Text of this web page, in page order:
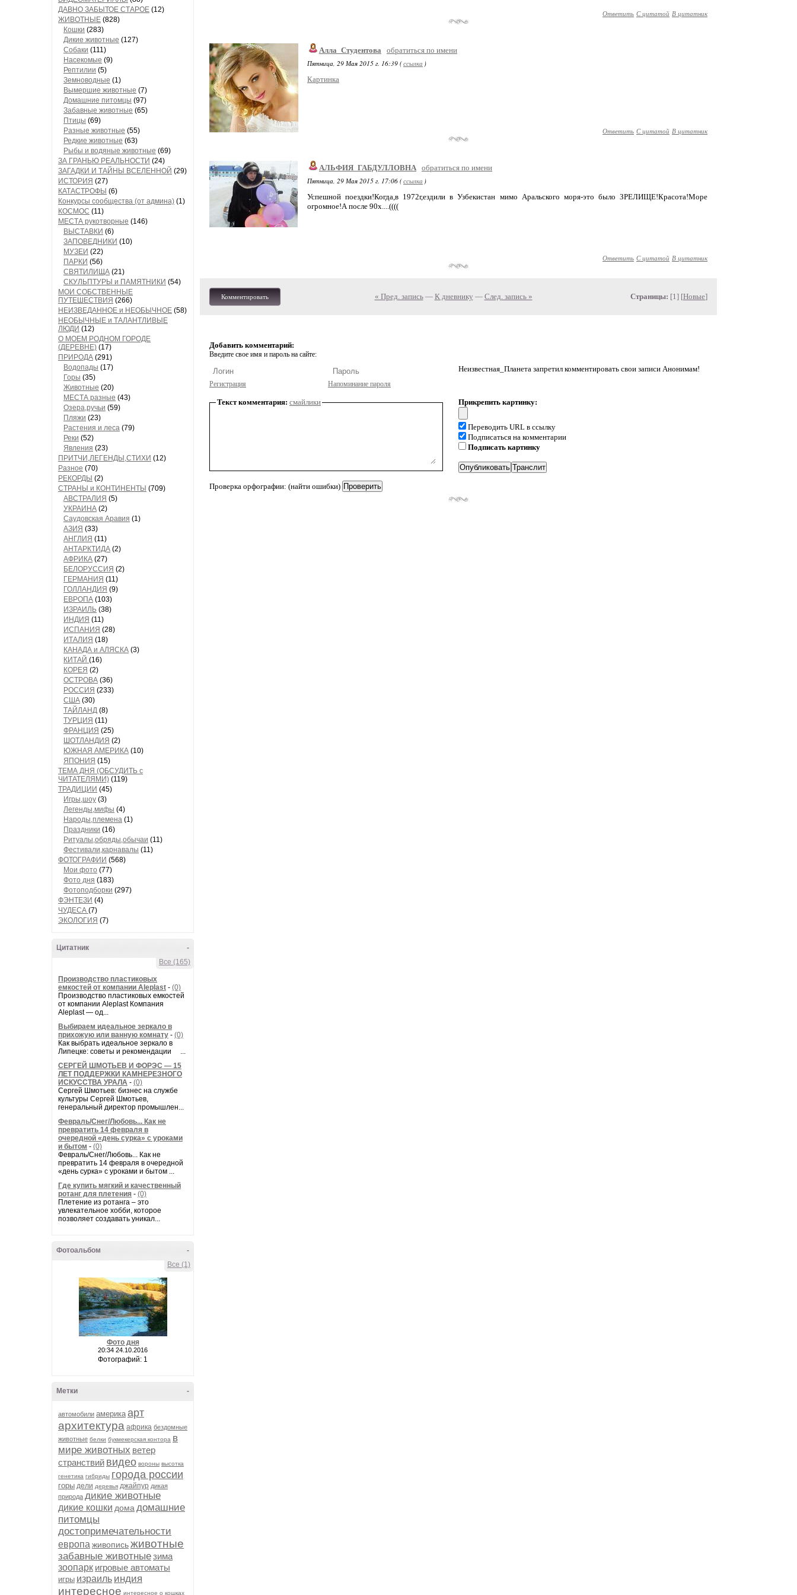
ДАВНО ЗАБЫТОЕ СТАРОЕ (12)
ЖИВОТНЫЕ (828)
Кошки (283)
Дикие животные (127)
Собаки (111)
Насекомые (9)
Рептилии (5)
Земноводные (1)
Вымершие животные (7)
Домашние питомцы (97)
Забавные животные (65)
Птицы (69)
Разные животные (55)
Редкие животные (63)
Рыбы и водяные животные (69)
ЗА ГРАНЬЮ РЕАЛЬНОСТИ (24)
ЗАГАДКИ И ТАЙНЫ ВСЕЛЕННОЙ (29)
ИСТОРИЯ (27)
КАТАСТРОФЫ (6)
Конкурсы сообщества (от админа) (1)
КОСМОС (11)
МЕСТА рукотворные (146)
ВЫСТАВКИ (6)
ЗАПОВЕДНИКИ (10)
МУЗЕИ (22)
ПАРКИ (56)
СВЯТИЛИЩА (21)
СКУЛЬПТУРЫ и ПАМЯТНИКИ (54)
МОИ СОБСТВЕННЫЕ
ПУТЕШЕСТВИЯ (266)
НЕИЗВЕДАННОЕ и НЕОБЫЧНОЕ (58)
НЕОБЫЧНЫЕ и ТАЛАНТЛИВЫЕ
ЛЮДИ (12)
О МОЕМ РОДНОМ ГОРОДЕ
(ДЕРЕВНЕ) (17)
ПРИРОДА (291)
Водопады (17)
Горы (35)
Животные (20)
МЕСТА разные (43)
Озера,ручьи (59)
Пляжи (23)
Растения и леса (79)
Реки (52)
Явления (23)
ПРИТЧИ,ЛЕГЕНДЫ,СТИХИ (12)
Разное (70)
РЕКОРДЫ (2)
СТРАНЫ и КОНТИНЕНТЫ (709)
АВСТРАЛИЯ (5)
УКРАИНА (2)
Саудовская Аравия (1)
АЗИЯ (33)
АНГЛИЯ (11)
АНТАРКТИДА (2)
АФРИКА (27)
БЕЛОРУССИЯ (2)
ГЕРМАНИЯ (11)
ГОЛЛАНДИЯ (9)
ЕВРОПА (103)
ИЗРАИЛЬ (38)
ИНДИЯ (11)
ИСПАНИЯ (28)
ИТАЛИЯ (18)
КАНАДА и АЛЯСКА (3)
КИТАЙ (16)
КОРЕЯ (2)
ОСТРОВА (36)
РОССИЯ (233)
США (30)
ТАЙЛАНД (8)
ТУРЦИЯ (11)
ФРАНЦИЯ (25)
ШОТЛАНДИЯ (2)
ЮЖНАЯ АМЕРИКА (10)
ЯПОНИЯ (15)
ТЕМА ДНЯ (ОБСУДИТЬ с
ЧИТАТЕЛЯМИ) (119)
ТРАДИЦИИ (45)
Игры,шоу (3)
Легенды,мифы (4)
Народы,племена (1)
Праздники (16)
Ритуалы,обряды,обычаи (11)
Фестивали,карнавалы (11)
ФОТОГРАФИИ (568)
Мои фото (77)
Фото дня (183)
Фотоподборки (297)
ФЭНТЕЗИ (4)
ЧУДЕСА (7)
ЭКОЛОГИЯ (7)
-
Цитатник
Все (165)
Производство пластиковых
емкостей от компании Aleplast - (0)
Производство пластиковых емкостей
от компании Aleplast Компания
Aleplast — од...
Выбираем идеальное зеркало в
прихожую или ванную комнату - (0)
Как выбрать идеальное зеркало в
Липецке: советы и рекомендации ...
СЕРГЕЙ ШМОТЬЕВ И ФОРЭС — 15
ЛЕТ ПОДДЕРЖКИ КАМНЕРЕЗНОГО
ИСКУССТВА УРАЛА - (0)
Сергей Шмотьев: бизнес на службе
культуры Сергей Шмотьев,
генеральный директор промышлен...
Февраль/Снег/Любовь... Как не
превратить 14 февраля в
очередной «день сурка» с уроками
и бытом - (0)
Февраль/Снег/Любовь... Как не
превратить 14 февраля в очередной
«день сурка» с уроками и бытом ...
Где купить мягкий и качественный
ротанг для плетения - (0)
Плетение из ротанга – это
увлекательное хобби, которое
позволяет создавать уникал...
-
Фотоальбом
Все (1)
Фото дня
20:34 24.10.2016
Фотографий: 1
-
Метки
автомобили америка арт
архитектура африка бездомные
животные белки букмекерская контора в
мире животных ветер
странствий видео вороны высотка
генетика гибриды города россии
горы дели деревья джайпур дикая
природа дикие животные
дикие кошки дома домашние
питомцы
достопримечательности
европа живописьживотные
забавные животныезима
зоопарк игровые автоматы
игры израиль индия
интересное интересное о кошках
Ответить С цитатой В цитатник
Алла_Студентова
обратиться по имени
Пятница, 29 Мая 2015 г. 16:39 (ссылка )
Картинка
Ответить С цитатой В цитатник
АЛЬФИЯ_ГАБДУЛЛОВНА обратиться по имени
Пятница, 29 Мая 2015 г. 17:06 (ссылка )
Успешной поездки!Когда,в 1972г,ездили в Узбекистан мимо Аральского моря-это было ЗРЕЛИЩЕ!Красота!Море
огромное!А после 90х....((((
Ответить С цитатой В цитатник
Комментировать « Пред. запись— К дневнику — След. запись » Страницы: [1] [Новые]
Добавить комментарий:
Введите свое имя и пароль на сайте:
Регистрация Напоминание пароля
Неизвестная_Планета запретил комментировать свои записи Анонимам!
Текст комментария: смайлики
Проверка орфографии: (найти ошибки)
Прикрепить картинку:
Переводить URL в ссылку
Подписаться на комментарии
Подписать картинку